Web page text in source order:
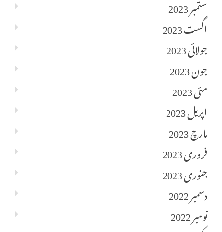
ستمبر 2023
اگست 2023
جولائی 2023
جون 2023
مئی 2023
اپریل 2023
مارچ 2023
فروری 2023
جنوری 2023
دسمبر 2022
نومبر 2022